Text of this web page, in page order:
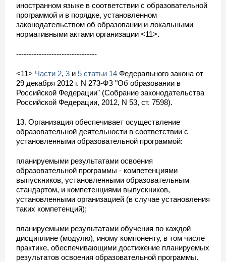
иностранном языке в соответствии с образовательной
программой и в порядке, установленном
законодательством об образовании и локальными
нормативными актами организации <11>.
--------------------------------
<11> Части 2, 3 и 5 статьи 14 Федерального закона от
29 декабря 2012 г. N 273-ФЗ "Об образовании в
Российской Федерации" (Собрание законодательства
Российской Федерации, 2012, N 53, ст. 7598).
13. Организация обеспечивает осуществление
образовательной деятельности в соответствии с
установленными образовательной программой:
планируемыми результатами освоения
образовательной программы - компетенциями
выпускников, установленными образовательным
стандартом, и компетенциями выпускников,
установленными организацией (в случае установления
таких компетенций);
планируемыми результатами обучения по каждой
дисциплине (модулю), иному компоненту, в том числе
практике, обеспечивающими достижение планируемых
результатов освоения образовательной программы.